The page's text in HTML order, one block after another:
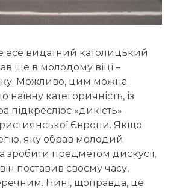
есе видатний католицький
ще в молодому віці –
Можливо, цим можна
категоричність, із
підкреслює «дикість»
Європи. Якщо
яку обрав молодий
зробити предметом дискусії,
поставив своєму часу,
Нині, щоправда, це